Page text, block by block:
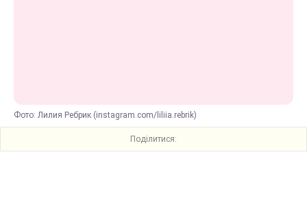
Фото: Лилия Ребрик (instagram.com/liliia.rebrik)
Поділитися: